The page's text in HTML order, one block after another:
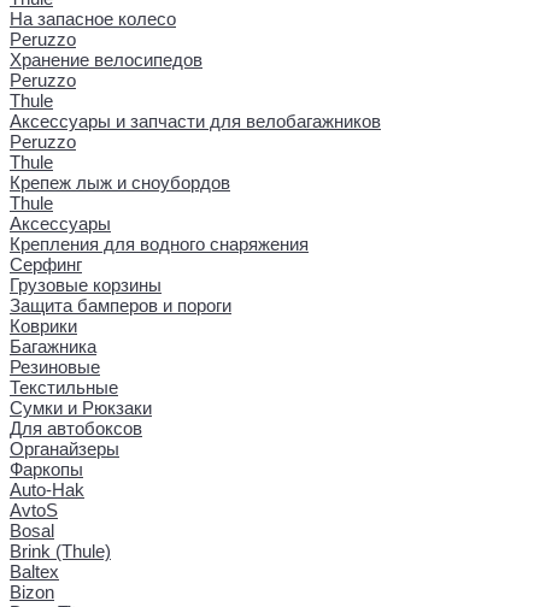
На запасное колесо
Peruzzo
Хранение велосипедов
Peruzzo
Thule
Аксессуары и запчасти для велобагажников
Peruzzo
Thule
Крепеж лыж и сноубордов
Thule
Аксессуары
Крепления для водного снаряжения
Серфинг
Грузовые корзины
Защита бамперов и пороги
Коврики
Багажника
Резиновые
Текстильные
Сумки и Рюкзаки
Для автобоксов
Органайзеры
Фаркопы
Auto-Hak
AvtoS
Bosal
Brink (Thule)
Baltex
Bizon